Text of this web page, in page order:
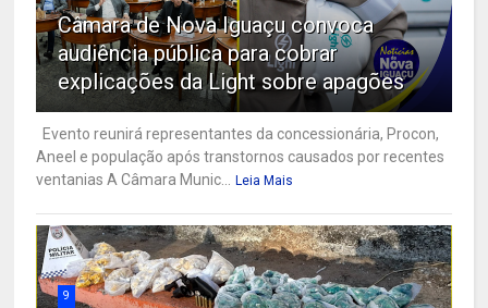
Câmara de Nova Iguaçu convoca
audiência pública para cobrar
explicações da Light sobre apagões
Evento reunirá representantes da concessionária, Procon,
Aneel e população após transtornos causados por recentes
ventanias A Câmara Munic...
Leia Mais
9